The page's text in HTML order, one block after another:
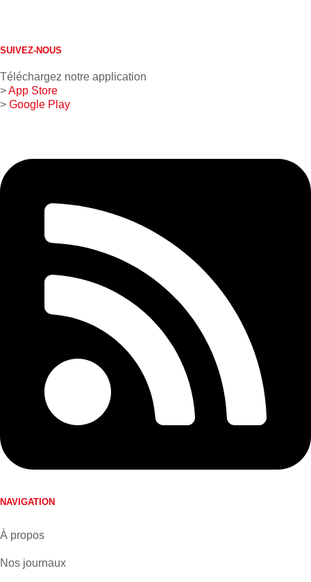
SUIVEZ-NOUS
Téléchargez notre application
>App Store
> Google Play
NAVIGATION
À propos
Nos journaux